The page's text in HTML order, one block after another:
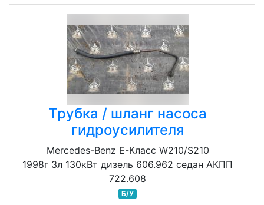
Трубка / шланг насоса
гидроусилителя
Mercedes-Benz E-Класс W210/S210
1998г 3л 130кВт дизель 606.962 седан АКПП
722.608
Б/У